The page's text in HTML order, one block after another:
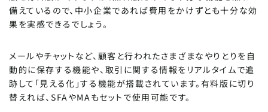
備えているので、中小企業であれば費用をかけずとも十分な効
果を実感できるでしょう。
メールやチャットなど、顧客と行われたさまざまなやりとりを自
動的に保存する機能や、取引に関する情報をリアルタイムで追
跡して「見える化」する機能が搭載されています。有料版に切り
替えれば、SFAやMAもセットで使用可能です。